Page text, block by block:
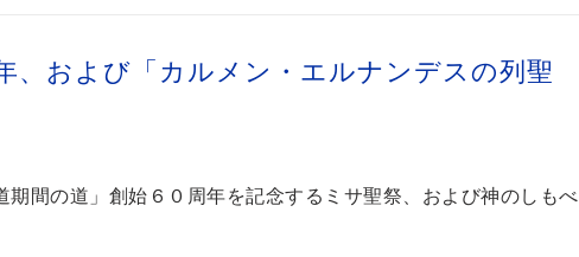
、および「カルメン・エルナンデスの列聖
間の道」創始６０周年を記念するミサ聖祭、および神のしもべ